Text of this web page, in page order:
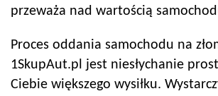
przeważa nad wartością
Proces oddania samochodu na
1SkupAut.pl jest niesłychanie
Ciebie większego wysiłku.